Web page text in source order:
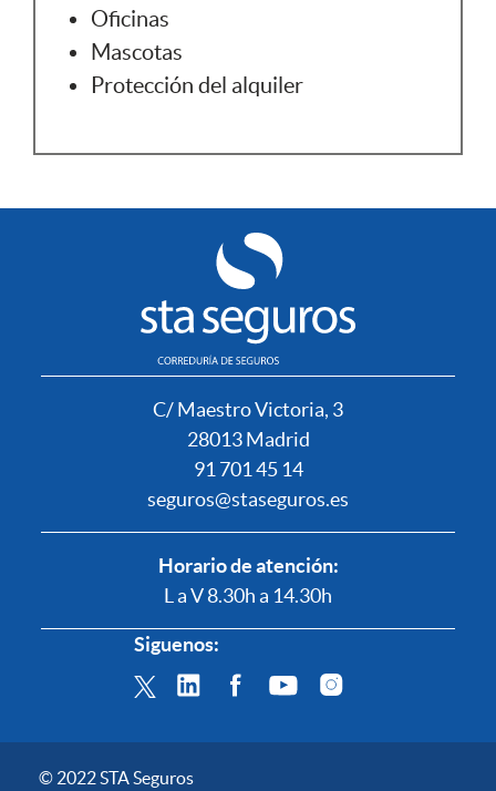
Oficinas
Mascotas
Protección del alquiler
C/ Maestro Victoria, 3
28013 Madrid
91 701 45 14
seguros@staseguros.es
Horario de atención:
L a V 8.30h a 14.30h
Siguenos:
© 2022 STA Seguros